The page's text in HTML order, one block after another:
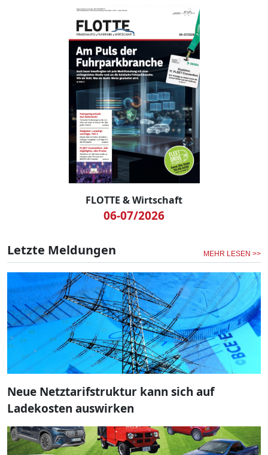
FLOTTE & Wirtschaft
06-07/2026
Letzte Meldungen MEHR LESEN >>
Neue Netztarifstruktur kann sich auf
Ladekosten auswirken